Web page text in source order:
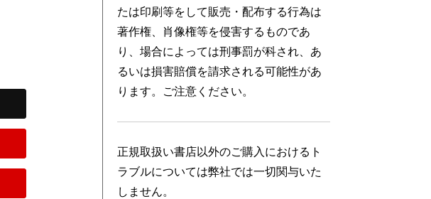
たは印刷等をして販売・配布する行為は
著作権、肖像権等を侵害するものであ
り、場合によっては刑事罰が科され、あ
るいは損害賠償を請求される可能性があ
ります。ご注意ください。
正規取扱い書店以外のご購入におけるト
ラブルについては弊社では一切関与いた
しません。